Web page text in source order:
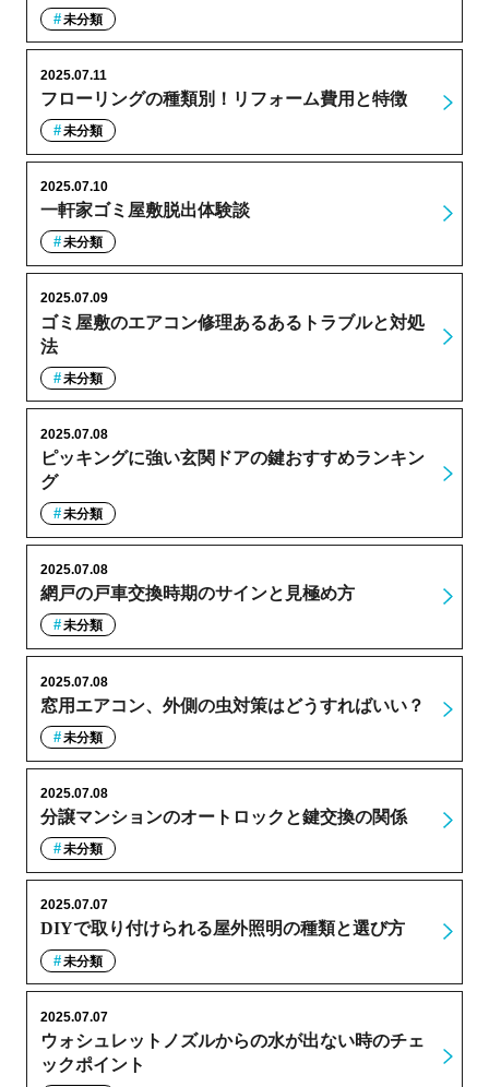
未分類
フローリングの種類別！リフォーム費用と特徴
2025.07.11
未分類
一軒家ゴミ屋敷脱出体験談
2025.07.10
未分類
ゴミ屋敷のエアコン修理あるあるトラブルと対処
法
2025.07.09
未分類
ピッキングに強い玄関ドアの鍵おすすめランキン
グ
2025.07.08
未分類
網戸の戸車交換時期のサインと見極め方
2025.07.08
未分類
窓用エアコン、外側の虫対策はどうすればいい？
2025.07.08
未分類
分譲マンションのオートロックと鍵交換の関係
2025.07.08
未分類
DIYで取り付けられる屋外照明の種類と選び方
2025.07.07
未分類
ウォシュレットノズルからの水が出ない時のチェ
ックポイント
2025.07.07